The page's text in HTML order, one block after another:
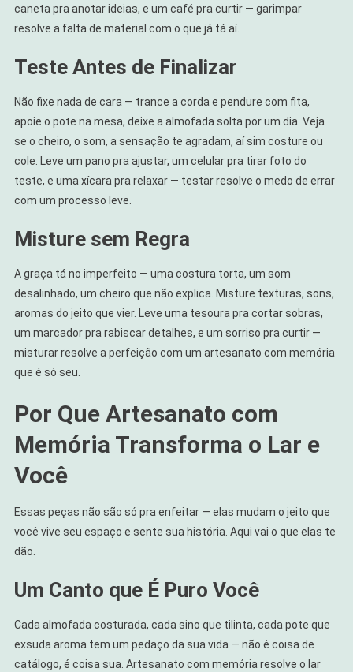
caneta pra anotar ideias, e um café pra curtir — garimpar
resolve a falta de material com o que já tá aí.
Teste Antes de Finalizar
Não fixe nada de cara — trance a corda e pendure com fita,
apoie o pote na mesa, deixe a almofada solta por um dia. Veja
se o cheiro, o som, a sensação te agradam, aí sim costure ou
cole. Leve um pano pra ajustar, um celular pra tirar foto do
teste, e uma xícara pra relaxar — testar resolve o medo de errar
com um processo leve.
Misture sem Regra
A graça tá no imperfeito — uma costura torta, um som
desalinhado, um cheiro que não explica. Misture texturas, sons,
aromas do jeito que vier. Leve uma tesoura pra cortar sobras,
um marcador pra rabiscar detalhes, e um sorriso pra curtir —
misturar resolve a perfeição com um artesanato com memória
que é só seu.
Por Que Artesanato com
Memória Transforma o Lar e
Você
Essas peças não são só pra enfeitar — elas mudam o jeito que
você vive seu espaço e sente sua história. Aqui vai o que elas te
dão.
Um Canto que É Puro Você
Cada almofada costurada, cada sino que tilinta, cada pote que
exsuda aroma tem um pedaço da sua vida — não é coisa de
catálogo, é coisa sua. Artesanato com memória resolve o lar